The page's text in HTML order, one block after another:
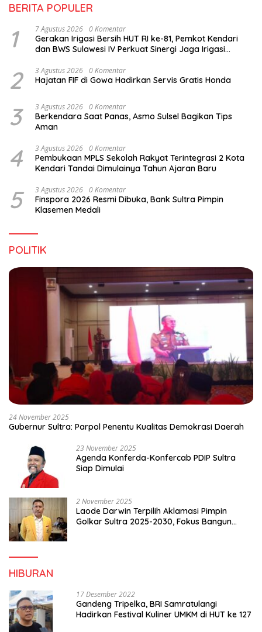
BERITA POPULER
1 7 Agustus 2026 0 Komentar
Gerakan Irigasi Bersih HUT RI ke-81, Pemkot Kendari
dan BWS Sulawesi IV Perkuat Sinergi Jaga Irigasi
2 3 Agustus 2026 0 Komentar
Hajatan FIF di Gowa Hadirkan Servis Gratis Honda
3 3 Agustus 2026 0 Komentar
Berkendara Saat Panas, Asmo Sulsel Bagikan Tips
Aman
4 3 Agustus 2026 0 Komentar
Pembukaan MPLS Sekolah Rakyat Terintegrasi 2 Kota
Kendari Tandai Dimulainya Tahun Ajaran Baru
5 3 Agustus 2026 0 Komentar
Finspora 2026 Resmi Dibuka, Bank Sultra Pimpin
Klasemen Medali
POLITIK
24 November 2025
Gubernur Sultra: Parpol Penentu Kualitas Demokrasi Daerah
23 November 2025
Agenda Konferda-Konfercab PDIP Sultra
Siap Dimulai
2 November 2025
Laode Darwin Terpilih Aklamasi Pimpin
Golkar Sultra 2025-2030, Fokus Bangun
HIBURAN
17 Desember 2022
Gandeng Tripelka, BRI Samratulangi
Hadirkan Festival Kuliner UMKM di HUT ke 127